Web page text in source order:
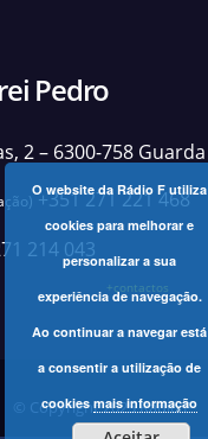
Pedro
2 – 6300-758 Guarda
+351 271 221 468
214 043
+contactos
© Copyright 2025 Rádio F
O website da Rádio F utiliza
cookies para melhorar e
personalizar a sua
experiência de navegação.
Ao continuar a navegar está
a consentir a utilização de
cookiesmais informação